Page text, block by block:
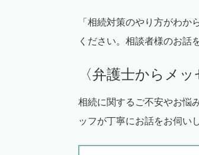
「相続対策のやり方がわ
ください。相談者様のお話
〈弁護士からメッ
相続に関するご不安やお悩
ッフが丁寧にお話をお伺い